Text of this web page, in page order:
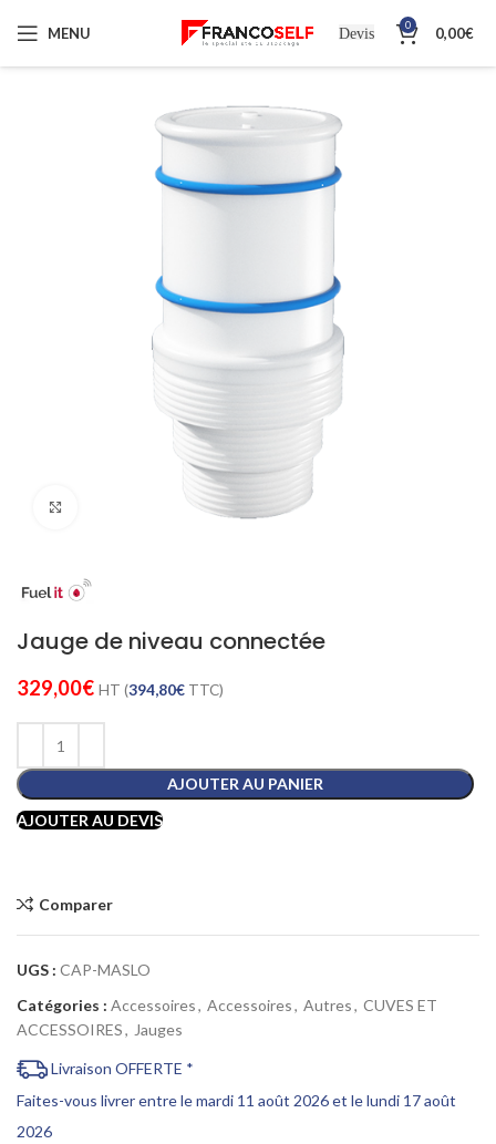
MENU Devis 0 0,00€
Cliquez pour agrandir
Jauge de niveau connectée
329,00€ HT (394,80€ TTC)
AJOUTER AU PANIER
AJOUTER AU DEVIS
Comparer
UGS : CAP-MASLO
Catégories : Accessoires, Accessoires, Autres, CUVES ET
ACCESSOIRES, Jauges
Livraison OFFERTE *
Faites-vous livrer entre le mardi 11 août 2026 et le lundi 17 août
2026